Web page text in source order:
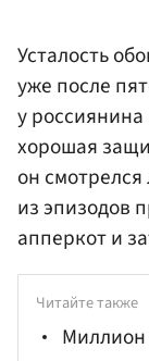
Усталость
уже после
у
хорошая
он
из эпизодов
апперкот и
Читайте также